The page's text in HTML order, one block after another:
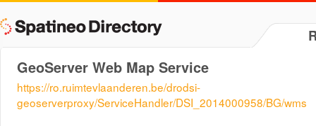
GeoServer Web Map Service
https://ro.ruimtevlaanderen.be/drodsi-
geoserverproxy/ServiceHandler/DSI_2014000958/BG/wms